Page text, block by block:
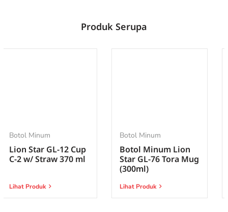
Produk Serupa
Botol Minum
Botol Minum Lion
Star GL-76 Tora Mug
Lihat Produk
Botol Minum
Botol Minum Lion
Star NN-73 Troy
Bottle 01 (650ml)
Lihat Produk